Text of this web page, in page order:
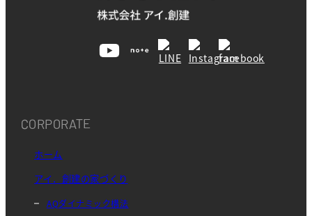
CORPORATE
ホーム
アイ．創建の家づくり
AQダイナミック構法